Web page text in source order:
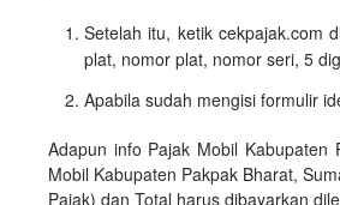
Setelah itu, ketik cekpajak.com
plat, nomor plat, nomor seri, 5
Apabila sudah mengisi formulir
Adapun info Pajak Mobil Kabupaten
Mobil Kabupaten Pakpak Bharat,
Pajak) dan Total harus dibayarkan